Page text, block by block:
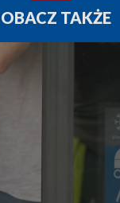
TAKŻE